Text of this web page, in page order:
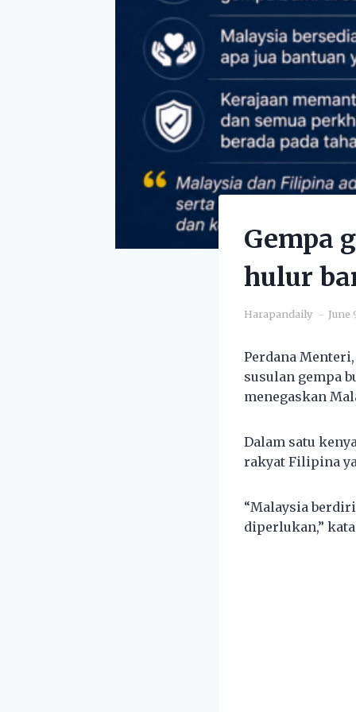
Gempa
hulur
Harapandaily June
Perdana
susulan gempa
menegaskan
Dalam satu
rakyat Filipina
“Malaysia
diperlukan,”